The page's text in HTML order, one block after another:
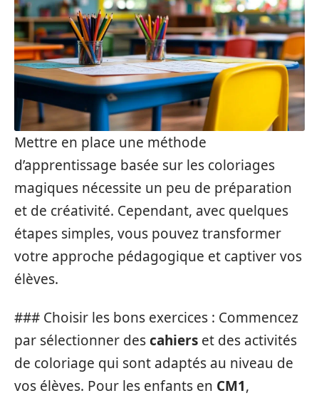
Mettre en place une méthode
d’apprentissage basée sur les coloriages
magiques nécessite un peu de préparation
et de créativité. Cependant, avec quelques
étapes simples, vous pouvez transformer
votre approche pédagogique et captiver vos
élèves.
### Choisir les bons exercices : Commencez
par sélectionner descahiers et des activités
de coloriage qui sont adaptés au niveau de
vos élèves. Pour les enfants en CM1,